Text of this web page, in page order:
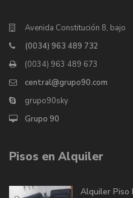
Avenida Constitución 8, bajo
(0034) 963 489 732
(0034) 963 489 673
central@grupo90.com
grupo90sky
Grupo 90
Pisos en Alquiler
Alquiler Piso